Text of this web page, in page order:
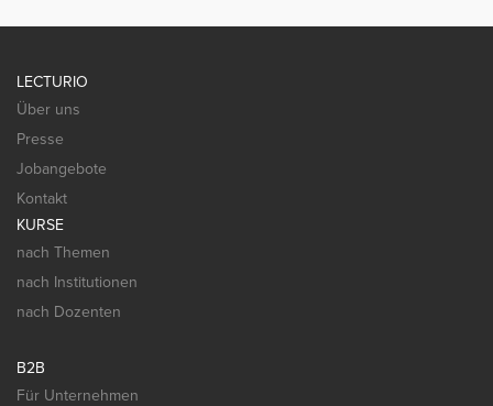
LECTURIO
Über uns
Presse
Jobangebote
Kontakt
KURSE
nach Themen
nach Institutionen
nach Dozenten
B2B
Für Unternehmen